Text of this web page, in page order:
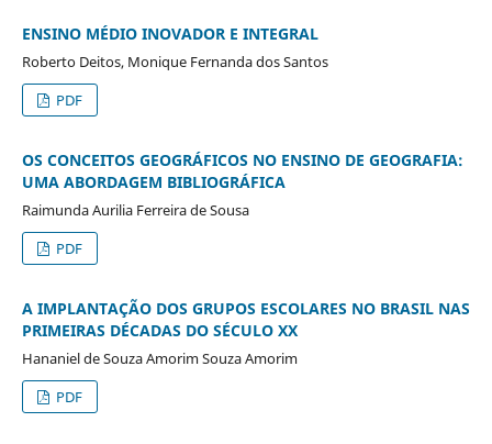
ENSINO MÉDIO INOVADOR E INTEGRAL
Roberto Deitos, Monique Fernanda dos Santos
PDF
OS CONCEITOS GEOGRÁFICOS NO ENSINO DE GEOGRAFIA:
UMA ABORDAGEM BIBLIOGRÁFICA
Raimunda Aurilia Ferreira de Sousa
PDF
A IMPLANTAÇÃO DOS GRUPOS ESCOLARES NO BRASIL NAS
PRIMEIRAS DÉCADAS DO SÉCULO XX
Hananiel de Souza Amorim Souza Amorim
PDF